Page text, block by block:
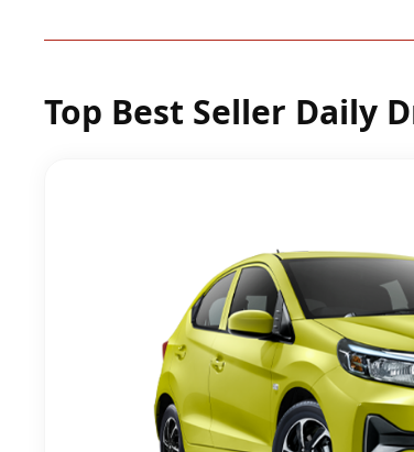
Top Best Seller Daily